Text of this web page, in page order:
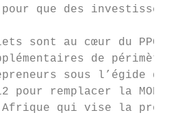
que des
sont au cœur du
de
sous l’égide
pour remplacer la
qui vise la